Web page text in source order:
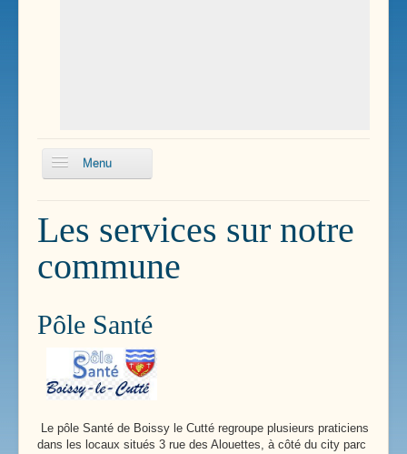
Menu
Boissillons
Conseils
municipaux
Délibérations du
conseil
Plan Local
d'Urbanisme
Les services sur notre
commune
Pôle Santé
Le pôle Santé de Boissy le Cutté regroupe plusieurs praticiens
dans les locaux situés 3 rue des Alouettes, à côté du city parc